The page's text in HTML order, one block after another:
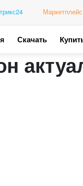
Маркетплейс
Скачать